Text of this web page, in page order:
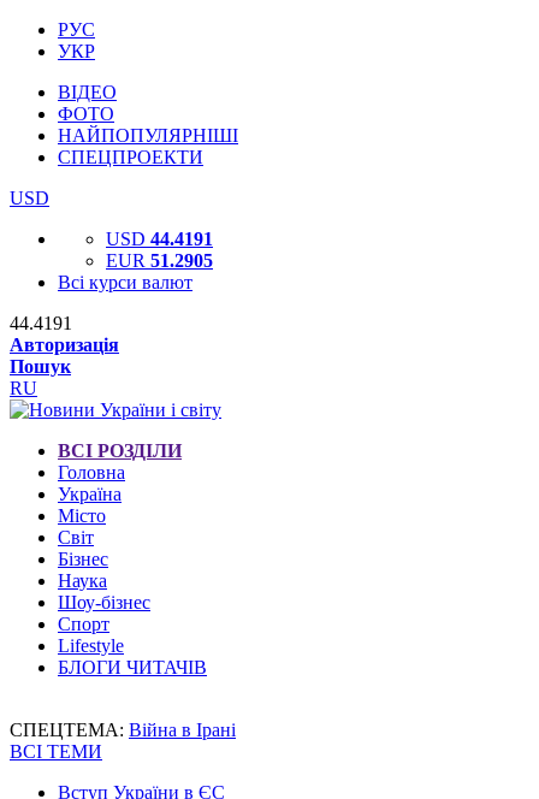
РУС
УКР
ВІДЕО
ФОТО
НАЙПОПУЛЯРНІШІ
СПЕЦПРОЕКТИ
USD
USD 44.4191
EUR 51.2905
Всі курси валют
44.4191
Авторизація
Пошук
RU
ВСІ РОЗДІЛИ
Головна
Україна
Місто
Світ
Бізнес
Наука
Шоу-бізнес
Спорт
Lifestyle
БЛОГИ ЧИТАЧІВ
СПЕЦТЕМА: Війна в Ірані
ВСІ ТЕМИ
Вступ України в ЄС